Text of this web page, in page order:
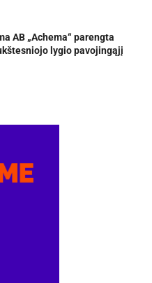
AB „Achema“ parengta
lygio pavojingąjį